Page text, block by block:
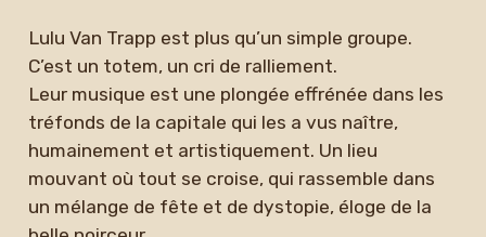
Lulu Van Trapp est plus qu’un simple groupe.
C’est un totem, un cri de ralliement.
Leur musique est une plongée effrénée dans les
tréfonds de la capitale qui les a vus naître,
humainement et artistiquement. Un lieu
mouvant où tout se croise, qui rassemble dans
un mélange de fête et de dystopie, éloge de la